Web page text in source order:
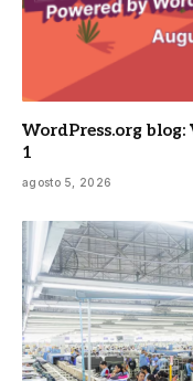
WordPress.org blog:
1
agosto 5, 2026